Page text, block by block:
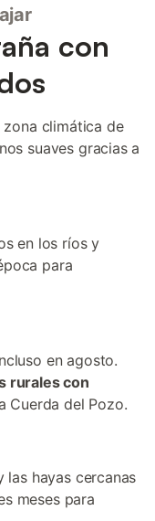
con
zona climática de
suaves gracias a
en los ríos y
para
en agosto.
rurales con
Cuerda del Pozo.
las hayas cercanas
meses para